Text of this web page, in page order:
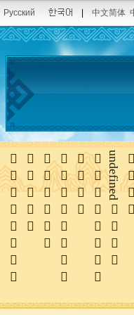
Pусский 中文简体
undefined





